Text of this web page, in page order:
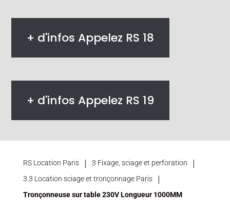
+ d'infos Appelez RS 18
+ d'infos Appelez RS 19
RS Location Paris | 3 Fixage, sciage et perforation |
3.3 Location sciage et tronçonnage Paris |
Tronçonneuse sur table 230V Longueur 1000MM